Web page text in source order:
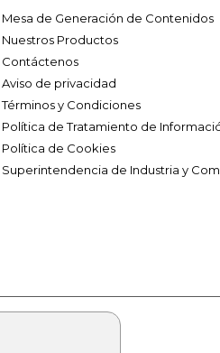
Mesa de Generación de Contenidos
Nuestros Productos
Contáctenos
Aviso de privacidad
Términos y Condiciones
Política de Tratamiento de
Política de Cookies
Superintendencia de Industria y